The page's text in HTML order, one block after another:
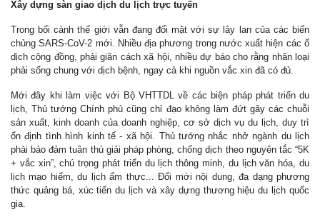
Xây dựng sàn giao dịch du lịch trực tuyến
Trong bối cảnh thế giới vẫn đang đối mặt với sự lây lan của các biến
chủng SARS-CoV-2 mới. Nhiều địa phương trong nước xuất hiện các ổ
dịch cộng đồng, phải giãn cách xã hội, nhiều dự báo cho rằng nhân loại
phải sống chung với dịch bệnh, ngay cả khi nguồn vắc xin đã có đủ.
Mới đây khi làm việc với Bộ VHTTDL về các biện pháp phát triển du
lịch, Thủ tướng Chính phủ cũng chỉ đạo không làm đứt gãy các chuỗi
sản xuất, kinh doanh của doanh nghiệp, cơ sở dịch vụ du lịch, duy trì
ổn định tình hình kinh tế - xã hội. Thủ tướng nhắc nhở ngành du lịch
phải bảo đảm tuân thủ giải pháp phòng, chống dịch theo nguyên tắc “5K
+ vắc xin”, chú trọng phát triển du lịch thông minh, du lịch văn hóa, du
lịch mạo hiểm, du lịch ẩm thực... Đổi mới nội dung, đa dạng phương
thức quảng bá, xúc tiến du lịch và xây dựng thương hiệu du lịch quốc
gia.